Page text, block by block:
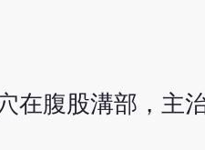
腹股溝部，主